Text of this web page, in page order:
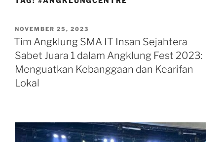
POSTED
ON
NOVEMBER 25, 2023
Tim Angklung SMA IT Insan Sejahtera
Sabet Juara 1 dalam Angklung Fest 2023:
Menguatkan Kebanggaan dan Kearifan
Lokal